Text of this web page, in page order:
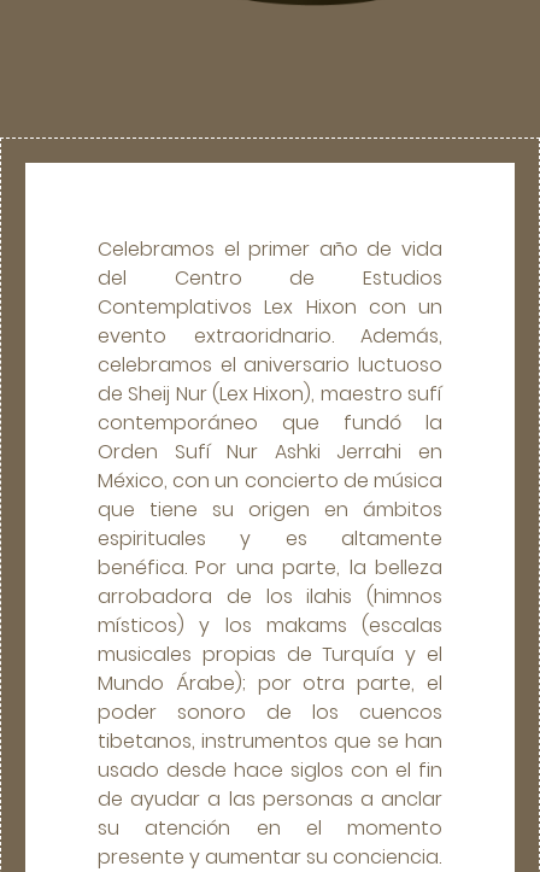
Celebramos el primer año de vida
del Centro de Estudios
Contemplativos Lex Hixon con un
evento extraoridnario. Además,
celebramos el aniversario luctuoso
de Sheij Nur (Lex Hixon), maestro sufí
contemporáneo que fundó la
Orden Sufí Nur Ashki Jerrahi en
México, con un concierto de música
que tiene su origen en ámbitos
espirituales y es altamente
benéfica. Por una parte, la belleza
arrobadora de los ilahis (himnos
místicos) y los makams (escalas
musicales propias de Turquía y el
Mundo Árabe); por otra parte, el
poder sonoro de los cuencos
tibetanos, instrumentos que se han
usado desde hace siglos con el fin
de ayudar a las personas a anclar
su atención en el momento
presente y aumentar su conciencia.